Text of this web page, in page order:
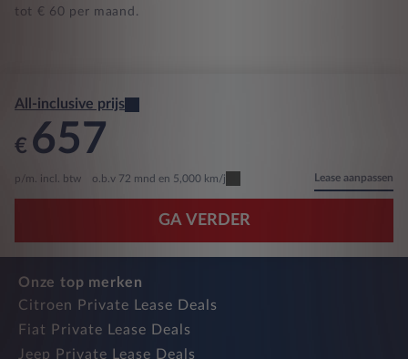
tot € 60 per maand.
All-inclusive prijs
€ 657
p/m. incl. btw o.b.v 72 mnd en 5,000 km/j Lease aanpassen
GA VERDER
Onze top merken
Citroen Private Lease Deals
Fiat Private Lease Deals
Jeep Private Lease Deals